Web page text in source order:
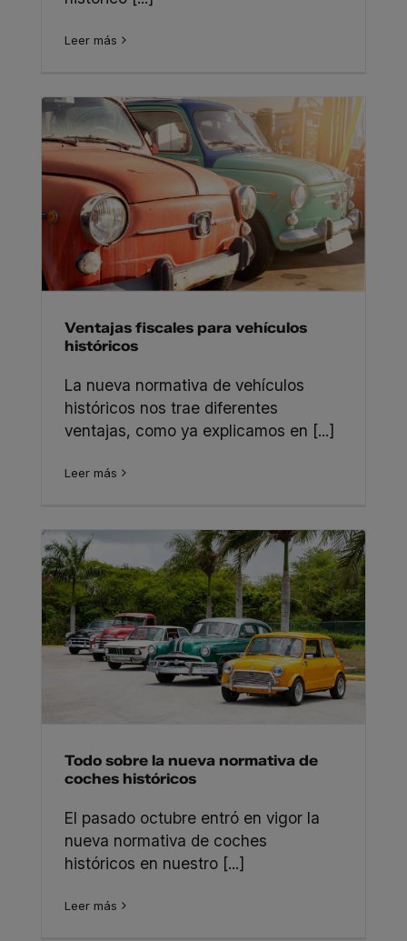
Leer más
Ventajas fiscales para vehículos
históricos
La nueva normativa de vehículos
históricos nos trae diferentes
ventajas, como ya explicamos en [...]
Leer más
Todo sobre la nueva normativa de
coches históricos
El pasado octubre entró en vigor la
nueva normativa de coches
históricos en nuestro [...]
Leer más